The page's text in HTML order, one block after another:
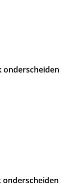
onderscheiden
onderscheiden